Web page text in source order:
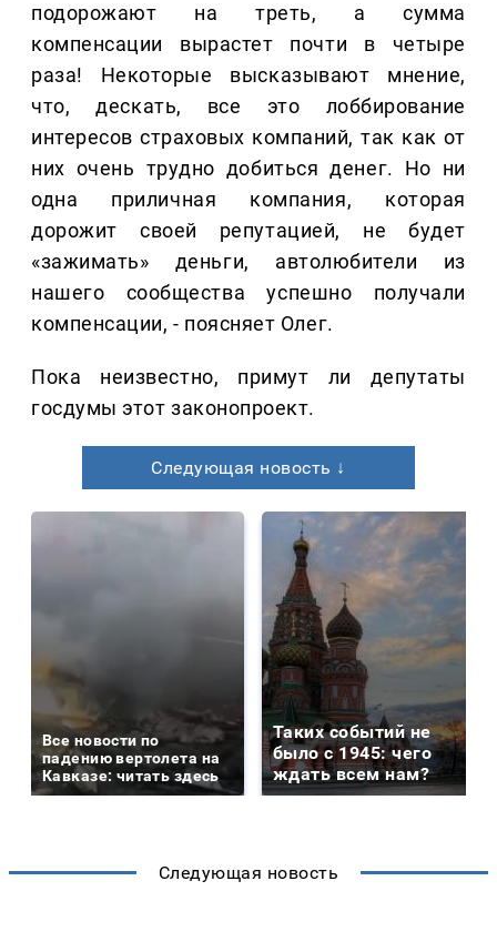
подорожают на треть, а сумма
компенсации вырастет почти в четыре
раза! Некоторые высказывают мнение,
что, дескать, все это лоббирование
интересов страховых компаний, так как от
них очень трудно добиться денег. Но ни
одна приличная компания, которая
дорожит своей репутацией, не будет
«зажимать» деньги, автолюбители из
нашего сообщества успешно получали
компенсации, - поясняет Олег.
Пока неизвестно, примут ли депутаты
госдумы этот законопроект.
Следующая новость ↓
Все новости по
падению вертолета на
Кавказе: читать здесь
Таких событий не
было с 1945: чего
ждать всем нам?
Следующая новость